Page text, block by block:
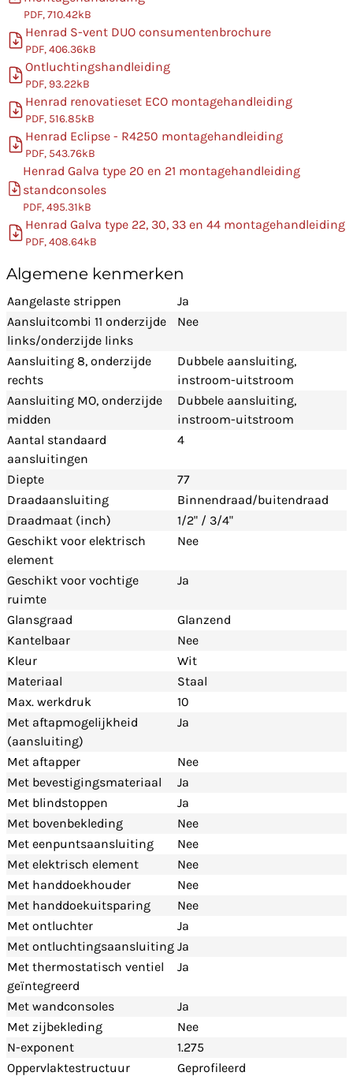
PDF, 710.42kB
Henrad S-vent DUO consumentenbrochure
PDF, 406.36kB
Ontluchtingshandleiding
PDF, 93.22kB
Henrad renovatieset ECO montagehandleiding
PDF, 516.85kB
Henrad Eclipse - R4250 montagehandleiding
PDF, 543.76kB
Henrad Galva type 20 en 21 montagehandleiding
standconsoles
PDF, 495.31kB
Henrad Galva type 22, 30, 33 en 44 montagehandleiding
PDF, 408.64kB
Algemene kenmerken
Aangelaste strippen
Ja
Aansluitcombi 11 onderzijde
links/onderzijde links
Nee
Aansluiting 8, onderzijde
rechts
Dubbele aansluiting,
instroom-uitstroom
Aansluiting MO, onderzijde
midden
Dubbele aansluiting,
instroom-uitstroom
Aantal standaard
aansluitingen
4
Diepte
77
Draadaansluiting
Binnendraad/buitendraad
Draadmaat (inch)
1/2" / 3/4"
Geschikt voor elektrisch
element
Nee
Geschikt voor vochtige
ruimte
Ja
Glansgraad
Glanzend
Kantelbaar
Nee
Kleur
Wit
Materiaal
Staal
Max. werkdruk
10
Met aftapmogelijkheid
(aansluiting)
Ja
Met aftapper
Nee
Met bevestigingsmateriaal
Ja
Met blindstoppen
Ja
Met bovenbekleding
Nee
Met eenpuntsaansluiting
Nee
Met elektrisch element
Nee
Met handdoekhouder
Nee
Met handdoekuitsparing
Nee
Met ontluchter
Ja
Met ontluchtingsaansluiting Ja
Met thermostatisch ventiel
geïntegreerd
Ja
Met wandconsoles
Ja
Met zijbekleding
Nee
N-exponent
1.275
Oppervlaktestructuur
Geprofileerd